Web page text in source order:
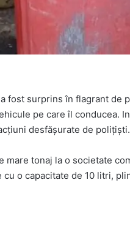
fost surprins în flagrant de
pe care îl conducea.
desfășurate de polițiști.
mare tonaj la o societate
o capacitate de 10 litri,